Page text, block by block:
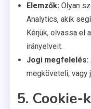
Elemzők: Olyan
Analytics, akik
Kérjük, olvassa el
irányelveit.
Jogi megfelelés:
megköveteli, vagy
5. Cookie-